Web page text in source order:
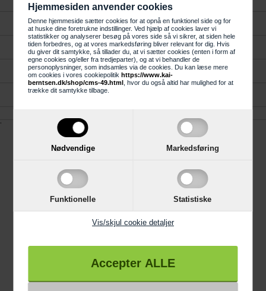
Hjemmesiden anvender cookies
Denne hjemmeside sætter cookies for at opnå en funktionel side og for
at huske dine foretrukne indstillinger. Ved hjælp af cookies laver vi
statistikker og analyserer besøg på vores side så vi sikrer, at siden hele
tiden forbedres, og at vores markedsføring bliver relevant for dig. Hvis
du giver dit samtykke, så tillader du, at vi sætter cookies (enten i form af
egne cookies og/eller fra tredjeparter), og at vi behandler de
personoplysninger, som indsamles via de cookies. Du kan læse mere
om cookies i vores cookiepolitikhttps://www.kai-
berntsen.dk/shop/cms-49.html , hvor du også altid har mulighed for at
trække dit samtykke tilbage.
Nødvendige Markedsføring
Funktionelle Statistiske
Vis/skjul cookie detaljer
Kundeservice
Gavekort
Køkken, Bad og Garderobe
Reklamation
4 års garanti
Gode råd
Viden om
.